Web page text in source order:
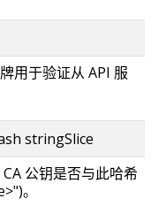
用于验证从 API 服
stringSlice
公钥是否与此哈希
。